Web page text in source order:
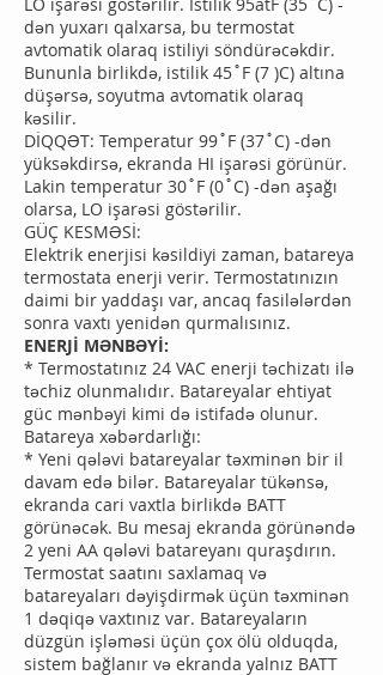
dən yuxarı qalxarsa, bu termostat
avtomatik olaraq istiliyi söndürəcəkdir.
Bununla birlikdə, istilik 45˚F (7 )C) altına
düşərsə, soyutma avtomatik olaraq
kəsilir.
DİQQƏT: Temperatur 99˚F (37˚C) -dən
yüksəkdirsə, ekranda HI işarəsi görünür.
Lakin temperatur 30˚F (0˚C) -dən aşağı
olarsa, LO işarəsi göstərilir.
GÜÇ KESMƏSİ:
Elektrik enerjisi kəsildiyi zaman, batareya
termostata enerji verir. Termostatınızın
daimi bir yaddaşı var, ancaq fasilələrdən
sonra vaxtı yenidən qurmalısınız.
ENERJİ MƏNBƏYİ:
* Termostatınız 24 VAC enerji təchizatı ilə
təchiz olunmalıdır. Batareyalar ehtiyat
güc mənbəyi kimi də istifadə olunur.
Batareya xəbərdarlığı:
* Yeni qələvi batareyalar təxminən bir il
davam edə bilər. Batareyalar tükənsə,
ekranda cari vaxtla birlikdə BATT
görünəcək. Bu mesaj ekranda görünəndə
2 yeni AA qələvi batareyanı quraşdırın.
Termostat saatını saxlamaq və
batareyaları dəyişdirmək üçün təxminən
1 dəqiqə vaxtınız var. Batareyaların
düzgün işləməsi üçün çox ölü olduqda,
sistem bağlanır və ekranda yalnız BATT